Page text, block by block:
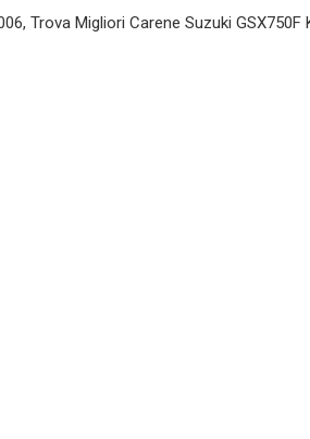
Trova Migliori Carene Suzuki